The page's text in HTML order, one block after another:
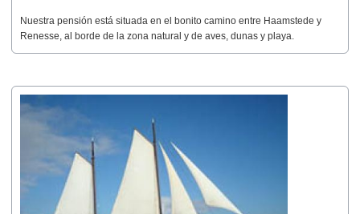
Nuestra pensión está situada en el bonito camino entre Haamstede y
Renesse, al borde de la zona natural y de aves, dunas y playa.